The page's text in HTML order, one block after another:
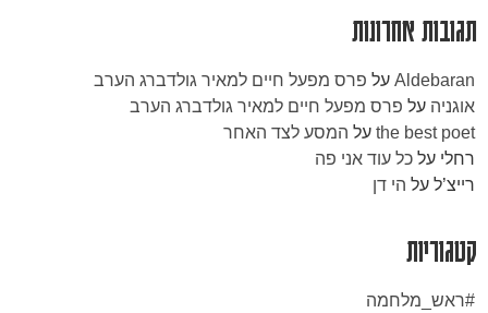
תגובות אחרונות
Aldebaran על פרס מפעל חיים למאיר גולדברג הערב
אוגניה על פרס מפעל חיים למאיר גולדברג הערב
the best poet על המסע לצד האחר
רחלי על כל עוד אני פה
רייצ’ל על הי דן
קטגוריות
#ראש_מלחמה